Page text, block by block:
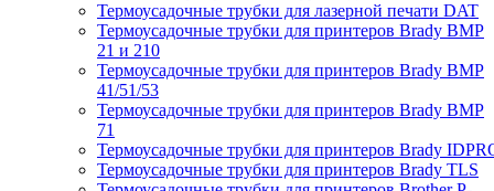
Термоусадочные трубки для лазерной печати DAT
Термоусадочные трубки для принтеров Brady BMP
21 и 210
Термоусадочные трубки для принтеров Brady BMP
41/51/53
Термоусадочные трубки для принтеров Brady BMP
71
Термоусадочные трубки для принтеров Brady
Термоусадочные трубки для принтеров Brady TLS